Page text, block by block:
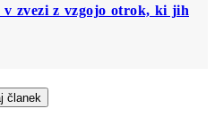
v zvezi z vzgojo otrok, ki jih
članek